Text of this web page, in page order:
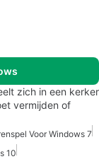
zich in een kerker
vermijden of
Voor Windows 7
10